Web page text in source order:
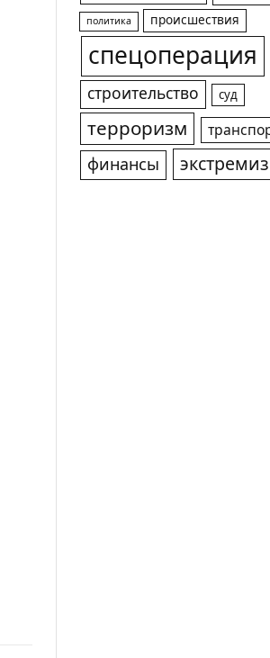
политика происшествия
спецоперация
строительство суд
терроризм
финансы